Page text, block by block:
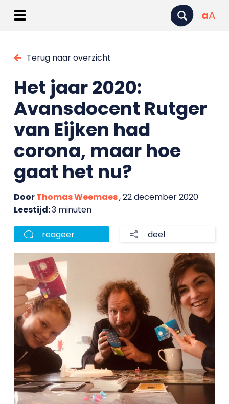
aA
Terug naar overzicht
Het jaar 2020:
Avansdocent Rutger
van Eijken had
corona, maar hoe
gaat het nu?
DoorThomas Weemaes, 22 december 2020
Leestijd:3 minuten
reageer deel